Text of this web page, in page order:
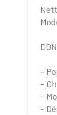
-
-
-
-